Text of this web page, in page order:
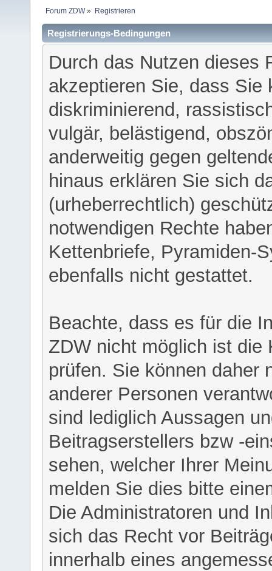
Forum ZDW» Registrieren
Registrierungs-Bedingungen
Durch das Nutzen dieses
akzeptieren Sie, dass Sie
diskriminierend,
vulgär, belästigend,
anderweitig gegen
hinaus erklären Sie sich
(urheberrechtlich)
notwendigen Rechte
Kettenbriefe, Pyramiden-
ebenfalls nicht gestattet.
Beachte, dass es für die
ZDW nicht möglich ist die
prüfen. Sie können daher
anderer Personen
sind lediglich Aussagen
Beitragserstellers bzw -
sehen, welcher Ihrer
melden Sie dies bitte
Die Administratoren und
sich das Recht vor
innerhalb eines